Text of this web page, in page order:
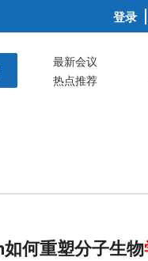
登录
最新会议
热点推荐
何重塑分子生物